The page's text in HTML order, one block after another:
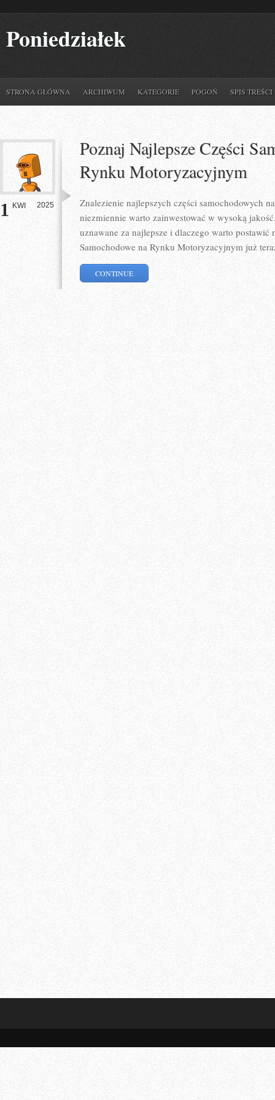
Poniedziałek
STRONA GŁÓWNA ARCHIWUM KATEGORIE POGOŃ SPIS TREŚCI
1 KWI 2025
Poznaj Najlepsze Części
Rynku Motoryzacyjnym
Znalezienie najlepszych części samochodowych
niezmiennie warto zainwestować w wysoką
uznawane za najlepsze i dlaczego warto postawić
Samochodowe na Rynku Motoryzacyjnym już
CONTINUE